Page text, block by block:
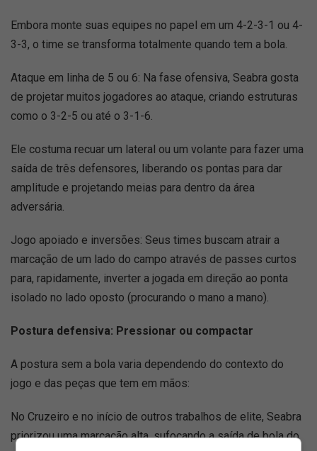
Embora monte suas equipes no papel em um 4-2-3-1 ou 4-
3-3, o time se transforma totalmente quando tem a bola.
Ataque em linha de 5 ou 6: Na fase ofensiva, Seabra gosta
de projetar muitos jogadores ao ataque, criando estruturas
como o 3-2-5 ou até o 3-1-6.
Ele costuma recuar um lateral ou um volante para fazer uma
saída de três defensores, liberando os pontas para dar
amplitude e projetando meias para dentro da área
adversária.
Jogo apoiado e inversões: Seus times buscam atrair a
marcação de um lado do campo através de passes curtos
para, rapidamente, inverter a jogada em direção ao ponta
isolado no lado oposto (procurando o mano a mano).
Postura defensiva: Pressionar ou compactar
A postura sem a bola varia dependendo do contexto do
jogo e das peças que tem em mãos:
No Cruzeiro e no início de outros trabalhos de elite, Seabra
priorizou uma marcação alta, sufocando a saída de bola do